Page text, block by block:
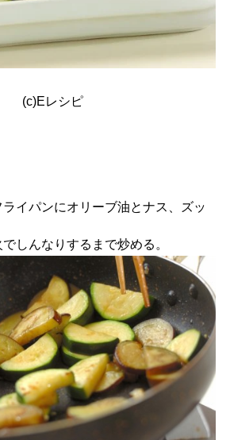
(c)Eレシピ
ライパンにオリーブ油とナス、ズッ
しんなりするまで炒める。